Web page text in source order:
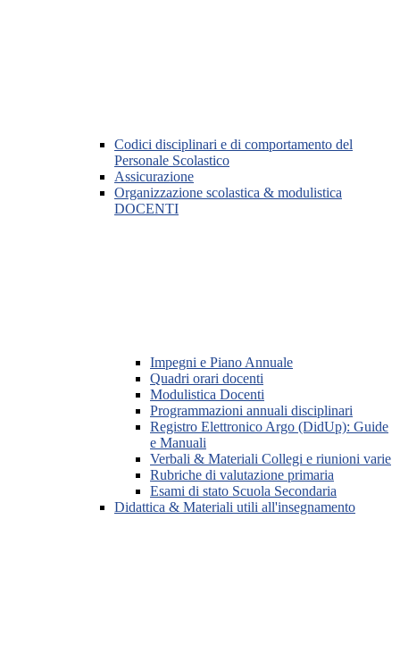
Codici disciplinari e di comportamento del
Personale Scolastico
Assicurazione
Organizzazione scolastica & modulistica
DOCENTI
Impegni e Piano Annuale
Quadri orari docenti
Modulistica Docenti
Programmazioni annuali disciplinari
Registro Elettronico Argo (DidUp): Guide
e Manuali
Verbali & Materiali Collegi e riunioni varie
Rubriche di valutazione primaria
Esami di stato Scuola Secondaria
Didattica & Materiali utili all'insegnamento